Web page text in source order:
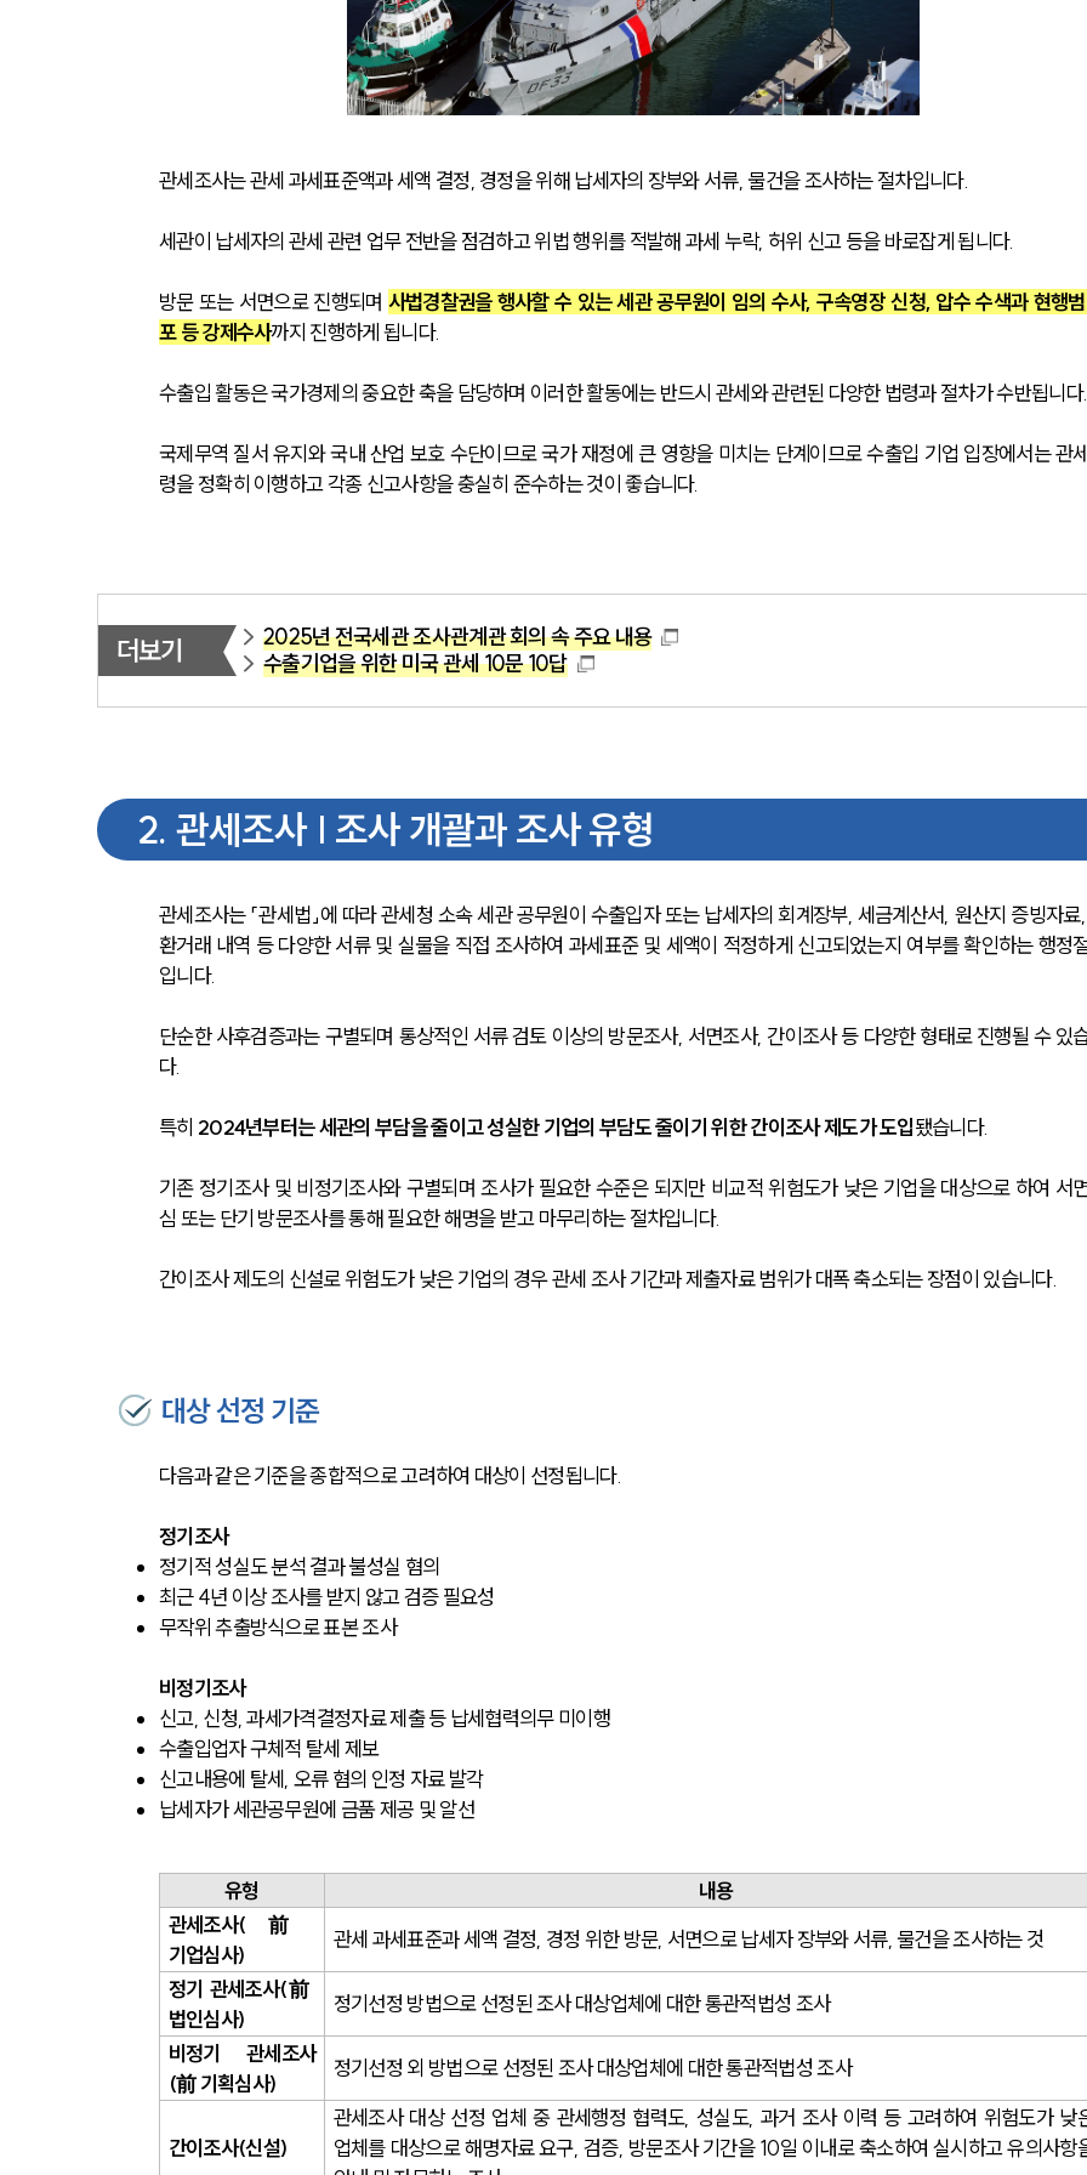
관세조사는 관세 과세표준액과 세액 결정, 경정을 위해 납세자의 장부와 서류, 물건을 조사하는 절차입니다.
세관이 납세자의 관세 관련 업무 전반을 점검하고 위법 행위를 적발해 과세 누락, 허위 신고 등을 바로잡게 됩니다.
방문 또는 서면으로 진행되며 사법경찰권을 행사할 수 있는 세관 공무원이 임의 수사, 구속영장 신청, 압수 수색과 현행
포 등 강제수사까지 진행하게 됩니다.
수출입 활동은 국가경제의 중요한 축을 담당하며 이러한 활동에는 반드시 관세와 관련된 다양한 법령과 절차가 수반됩니
국제무역 질서 유지와 국내 산업 보호 수단이므로 국가 재정에 큰 영향을 미치는 단계이므로 수출입 기업 입장에서는 관
령을 정확히 이행하고 각종 신고사항을 충실히 준수하는 것이 좋습니다.
더보기
2025년 전국세관 조사관계관 회의 속 주요 내용
수출기업을 위한 미국 관세 10문 10답
2. 관세조사 | 조사 개괄과 조사 유형
관세조사는 「관세법」에 따라 관세청 소속 세관 공무원이 수출입자 또는 납세자의 회계장부, 세금계산서, 원산지 증빙자료
환거래 내역 등 다양한 서류 및 실물을 직접 조사하여 과세표준 및 세액이 적정하게 신고되었는지 여부를 확인하는 행정
입니다.
단순한 사후검증과는 구별되며 통상적인 서류 검토 이상의 방문조사, 서면조사, 간이조사 등 다양한 형태로 진행될 수 있
다.
특히 2024년부터는 세관의 부담을 줄이고 성실한 기업의 부담도 줄이기 위한 간이조사 제도가 도입됐습니다.
기존 정기조사 및 비정기조사와 구별되며 조사가 필요한 수준은 되지만 비교적 위험도가 낮은 기업을 대상으로 하여 서
심 또는 단기 방문조사를 통해 필요한 해명을 받고 마무리하는 절차입니다.
간이조사 제도의 신설로 위험도가 낮은 기업의 경우 관세 조사 기간과 제출자료 범위가 대폭 축소되는 장점이 있습니다.
대상 선정 기준
다음과 같은 기준을 종합적으로 고려하여 대상이 선정됩니다.
정기조사
정기적 성실도 분석 결과 불성실 혐의
최근 4년 이상 조사를 받지 않고 검증 필요성
무작위 추출방식으로 표본 조사
비정기조사
신고, 신청, 과세가격결정자료 제출 등 납세협력의무 미이행
수출입업자 구체적 탈세 제보
신고내용에 탈세, 오류 혐의 인정 자료 발각
납세자가 세관공무원에 금품 제공 및 알선
유형
내용
관세조사(前
기업심사)
관세 과세표준과 세액 결정, 경정 위한 방문, 서면으로 납세자 장부와 서류, 물건을 조사하는 것
정기 관세조사(前
법인심사)
정기선정 방법으로 선정된 조사 대상업체에 대한 통관적법성 조사
비정기 관세조사
(前 기획심사)
정기선정 외 방법으로 선정된 조사 대상업체에 대한 통관적법성 조사
간이조사(신설)
관세조사 대상 선정 업체 중 관세행정 협력도, 성실도, 과거 조사 이력 등 고려하여 위험도가 낮
업체를 대상으로 해명자료 요구, 검증, 방문조사 기간을 10일 이내로 축소하여 실시하고 유의사항